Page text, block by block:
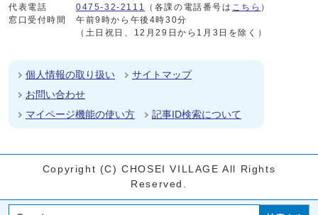
代表電話
0475-32-2111 （各課の電話番号は こちら ）
窓口受付時間
午前9時から午後4時30分
（土日祝日、12月29日から1月3日を除く）
個人情報の取り扱い
サイトマップ
お問い合わせ
マイページ機能の使い方
記事ID検索について
Copyright (C) CHOSEI VILLAGE All Rights
Reserved.